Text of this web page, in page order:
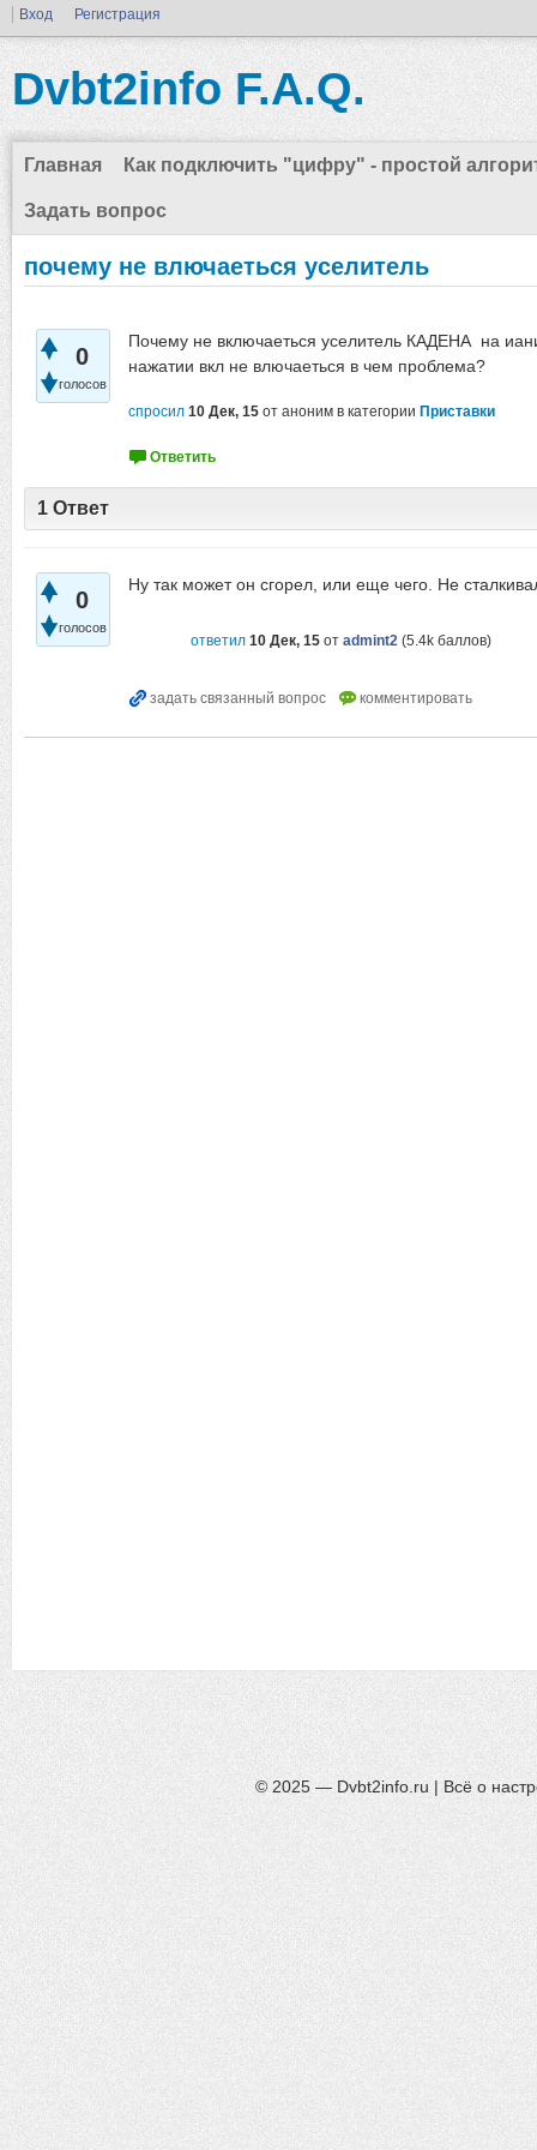
Вход Регистрация
Dvbt2info F.A.Q.
Главная Как подключить "цифру" - простой
Задать вопрос
почему не влючаеться уселитель
0
голосов
Почему не включаеться уселитель КАДЕНА на
нажатии вкл не влючаеться в чем проблема?
спросил 10 Дек, 15 от аноним в категории Приставки
1 Ответ
0
голосов
Ну так может он сгорел, или еще чего. Не
ответил 10 Дек, 15 от admint2 (5.4k баллов)
© 2025 — Dvbt2info.ru | Всё о